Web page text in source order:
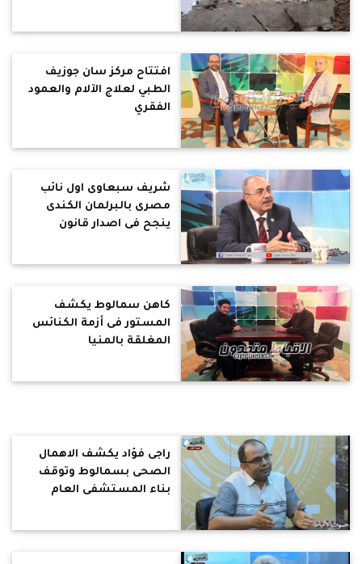
افتتاح مركز سان جوزيف
الطبي لعلاج الآلام والعمود
الفقري
شريف سبعاوى اول نائب
مصرى بالبرلمان الكندى
ينجح فى اصدار قانون
كاهن سمالوط يكشف
المستور فى أزمة الكنائس
المغلقة بالمنيا
راجى فؤاد يكشف الاهمال
الصحى بسمالوط وتوقف
بناء المستشفى العام